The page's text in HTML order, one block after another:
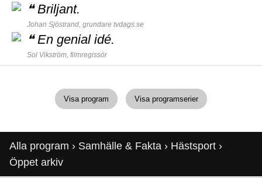
❝Briljant.
Johan Sjöstrand, grundare tvdags.se
❝En genial idé.
Sol Vikström, filmregissör
Visa program Visa programserier
Alla program › Samhälle & Fakta › Hästsport ›
Öppet arkiv